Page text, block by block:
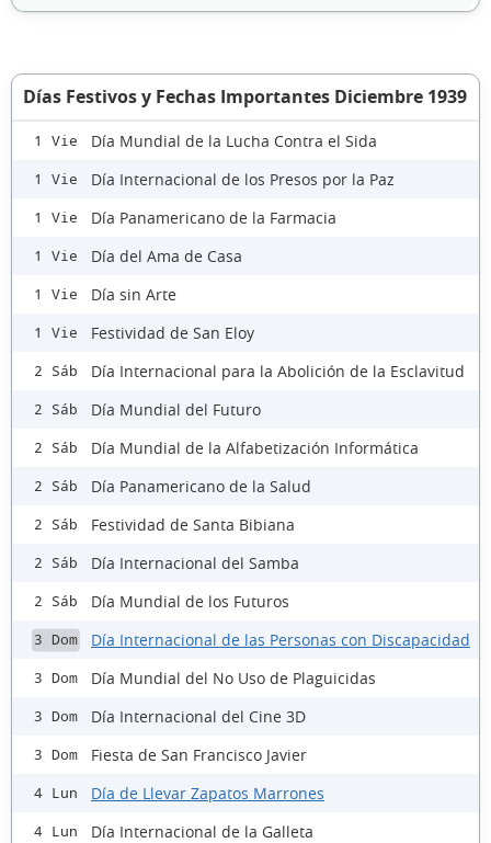
Días Festivos y Fechas Importantes Diciembre 1939
1 Vie Día Mundial de la Lucha Contra el Sida
1 Vie Día Internacional de los Presos por la Paz
1 Vie Día Panamericano de la Farmacia
1 Vie Día del Ama de Casa
1 Vie Día sin Arte
1 Vie Festividad de San Eloy
2 Sáb Día Internacional para la Abolición de la Esclavitud
2 Sáb Día Mundial del Futuro
2 Sáb Día Mundial de la Alfabetización Informática
2 Sáb Día Panamericano de la Salud
2 Sáb Festividad de Santa Bibiana
2 Sáb Día Internacional del Samba
2 Sáb Día Mundial de los Futuros
3 Dom Día Internacional de las Personas con Discapacidad
3 Dom Día Mundial del No Uso de Plaguicidas
3 Dom Día Internacional del Cine 3D
3 Dom Fiesta de San Francisco Javier
4 Lun Día de Llevar Zapatos Marrones
4 Lun Día Internacional de la Galleta